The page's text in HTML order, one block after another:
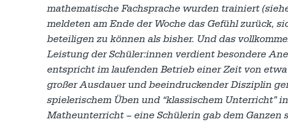
mathematische Fachsprache wurden trainiert
meldeten am Ende der Woche das Gefühl zurück,
beteiligen zu können als bisher. Und das
Leistung der Schüler:innen verdient besondere
entspricht im laufenden Betrieb einer Zeit von
großer Ausdauer und beeindruckender Disziplin
spielerischem Üben und “klassischem Unterricht”
Matheunterricht – eine Schülerin gab dem Ganzen